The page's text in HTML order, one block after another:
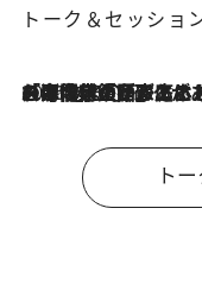
トーク＆セッショ
2026.8.3
「今後値上げがあるとすれば…」「リスクがあるのは今年の冬」エネルギー専門家が語る、ホルムズ海峡封鎖が家庭にもたらす“ある心配”
ト